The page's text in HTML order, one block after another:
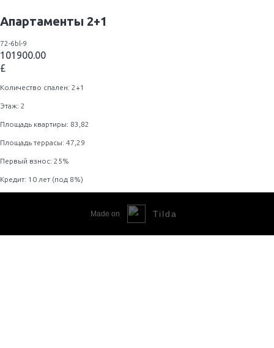
Апартаменты 2+1
72-6bl-9
101900.00
£
Количество спален: 2+1
Этаж: 2
Площадь квартиры: 83,82
Площадь террасы: 47,29
Первый взнос: 25%
Кредит: 10 лет (под 8%)
Made on Tilda